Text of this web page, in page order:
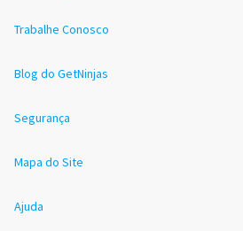
Trabalhe Conosco
Blog do GetNinjas
Segurança
Mapa do Site
Ajuda